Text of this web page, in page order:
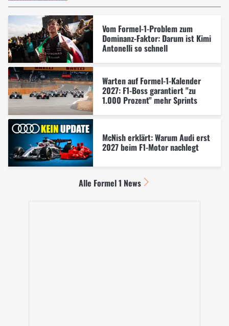
Vom Formel-1-Problem zum
Dominanz-Faktor: Darum ist Kimi
Antonelli so schnell
Warten auf Formel-1-Kalender
2027: F1-Boss garantiert "zu
1.000 Prozent" mehr Sprints
McNish erklärt: Warum Audi erst
2027 beim F1-Motor nachlegt
Alle Formel 1 News